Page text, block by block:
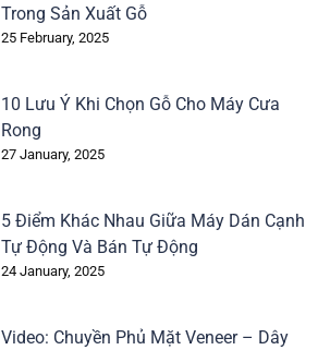
Trong Sản Xuất Gỗ
25 February, 2025
10 Lưu Ý Khi Chọn Gỗ Cho Máy Cưa
Rong
27 January, 2025
5 Điểm Khác Nhau Giữa Máy Dán Cạnh
Tự Động Và Bán Tự Động
24 January, 2025
Video: Chuyền Phủ Mặt Veneer – Dây